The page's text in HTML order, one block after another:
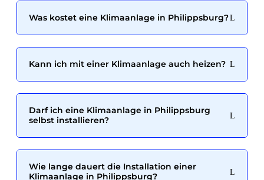
Was kostet eine Klimaanlage in Philippsburg?
Kann ich mit einer Klimaanlage auch heizen?
Darf ich eine Klimaanlage in Philippsburg
selbst installieren?
Wie lange dauert die Installation einer
Klimaanlage in Philippsburg?